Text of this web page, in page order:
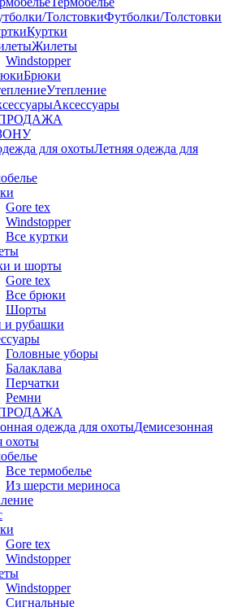
Футболки/Толстовки
Куртки
Жилеты
Windstopper
Брюки
Утепление
Аксессуары
Летняя одежда для
Gore tex
Windstopper
Все куртки
и шорты
Gore tex
Все брюки
Шорты
и рубашки
Головные уборы
Балаклава
Перчатки
Ремни
Демисезонная
охоты
Все термобелье
Из шерсти мериноса
Gore tex
Windstopper
Windstopper
Сигнальные